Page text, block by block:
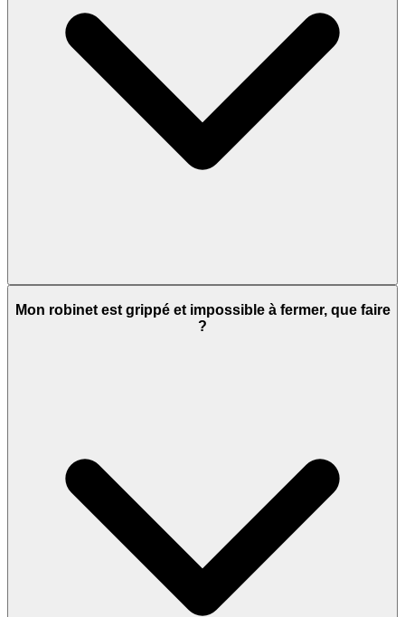
Mon robinet est grippé et impossible à fermer, que faire
?